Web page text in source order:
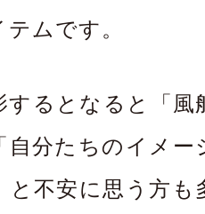
ムです。
するとなると「
自分たちのイメー
と不安に思う方